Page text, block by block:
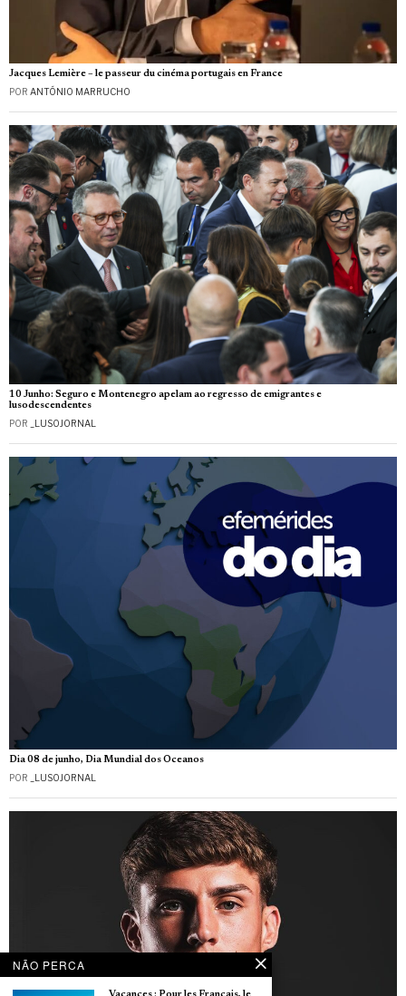
Jacques Lemière – le passeur du cinéma portugais en France
POR ANTÓNIO MARRUCHO
10 Junho: Seguro e Montenegro apelam ao regresso de emigrantes e
lusodescendentes
POR _LUSOJORNAL
Dia 08 de junho, Dia Mundial dos Oceanos
POR _LUSOJORNAL
NÃO PERCA